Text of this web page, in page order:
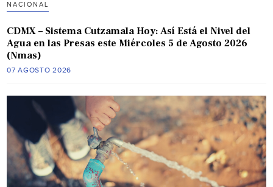
NACIONAL
CDMX – Sistema Cutzamala Hoy: Así Está el Nivel del
Agua en las Presas este Miércoles 5 de Agosto 2026
(Nmas)
07 AGOSTO 2026